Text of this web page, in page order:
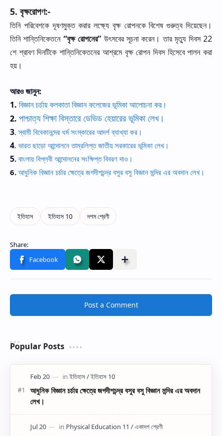
5. বৃক্ষরোপণ:-
তিনি পরিবেশকে দূষণমুক্ত করার লক্ষ্যে বৃক্ষ রোপনকে বিশেষ গুরুত্ব দিয়েছেন।
তিনি শান্তিনিকেতনে “বৃক্ষ রোপনের” উৎসবের সূচনা করেন। তার মৃত্যু দিবস22
শে শ্রাবণ দিনটিকে শান্তিনিকেতনের আশ্রমে বৃক্ষ রোপন দিবস হিসেবে পালন করা
হয়।
আরও জানুন:
1. বিজ্ঞান চর্চায় কলকাতা বিজ্ঞান কলেজের ভূমিকা আলোচনা কর।
2. পাশ্চাত্য শিক্ষা বিস্তারে ডেভিড হেয়ারের ভূমিকা লেখ।
3.স্বামী বিবেকানন্দের ধর্ম সংস্কারের আদর্শ ব্যাখ্যা কর।
4. ভারত ছাড়ো আন্দোলনে তাম্রলিপ্ত জাতীয় সরকারের ভূমিকা লেখ।
5. বাংলায় বিপ্লবী আন্দোলনের সংক্ষিপ্ত বিবরণ দাও।
6. আধুনিক বিজ্ঞান চর্চার ক্ষেত্রে জগদীশচন্দ্র বসুর বসু বিজ্ঞান মন্দির এর অবদান লেখ।
Post a Comment
Popular Posts
আধুনিক বিজ্ঞান চর্চার ক্ষেত্রে জগদীশচন্দ্র বসুর বসু বিজ্ঞান মন্দির এর অবদান
লেখ।